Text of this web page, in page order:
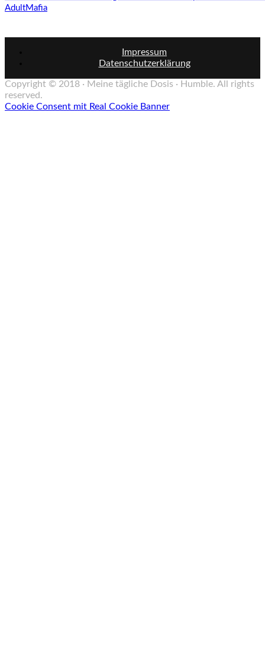
AdultMafia
Impressum
Datenschutzerklärung
Copyright © 2018 · Meine tägliche Dosis · Humble. All rights
reserved.
Cookie Consent mit Real Cookie Banner